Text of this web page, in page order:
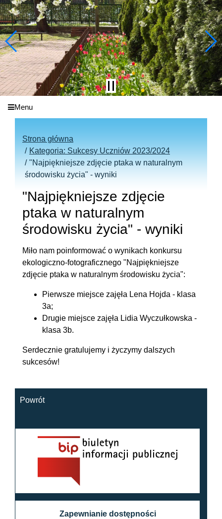
Menu
Strona główna
Kategoria: Sukcesy Uczniów 2023/2024
"Najpiękniejsze zdjęcie ptaka w naturalnym
środowisku życia" - wyniki
"Najpiękniejsze zdjęcie
ptaka w naturalnym
środowisku życia" - wyniki
Miło nam poinformować o wynikach konkursu
ekologiczno-fotograficznego "Najpiękniejsze
zdjęcie ptaka w naturalnym środowisku życia":
Pierwsze miejsce zajęła Lena Hojda - klasa
3a;
Drugie miejsce zajęła Lidia Wyczułkowska -
klasa 3b.
Serdecznie gratulujemy i życzymy dalszych
sukcesów!
Powrót
Zapewnianie dostępności